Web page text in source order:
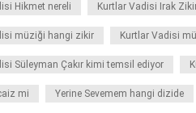
Hikmet nereli Kurtlar Vadisi Irak
müziği hangi zikir Kurtlar Vadisi
Süleyman Çakır kimi temsil ediyor
mi Yerine Sevemem hangi dizide